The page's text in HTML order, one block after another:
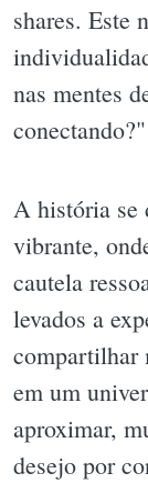
shares. Este
nas mentes
conectando?"
A história se
vibrante,
cautela
levados a
compartilhar
em um
aproximar,
desejo por